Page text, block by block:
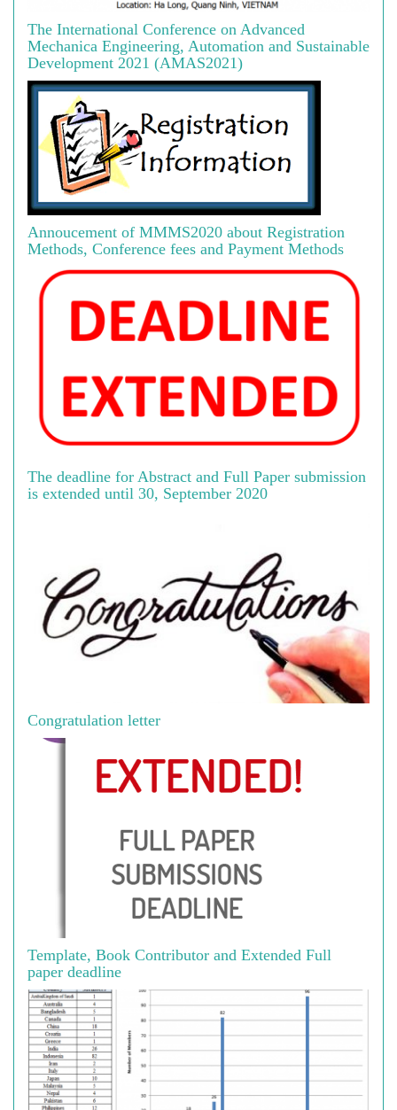
The International Conference on Advanced
Mechanica Engineering, Automation and Sustainable
Development 2021 (AMAS2021)
Annoucement of MMMS2020 about Registration
Methods, Conference fees and Payment Methods
The deadline for Abstract and Full Paper submission
is extended until 30, September 2020
Congratulation letter
Template, Book Contributor and Extended Full
paper deadline